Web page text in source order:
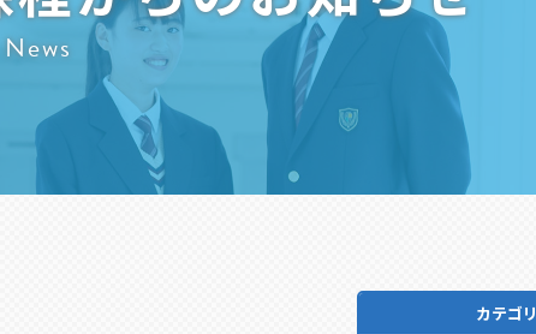
News
カテゴリ